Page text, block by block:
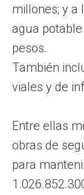
millones; y a
agua
pesos.
También
viales y de
Entre ellas
obras de
para